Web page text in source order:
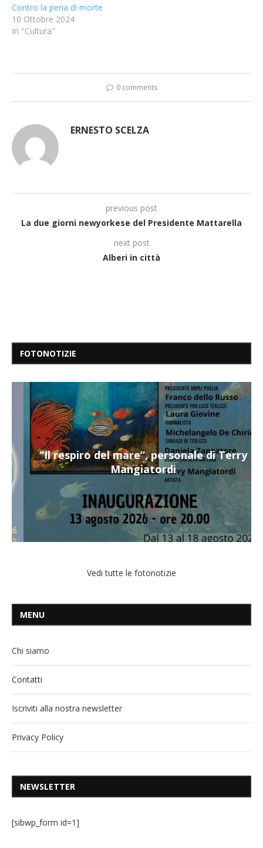
Contro la pena di morte
10 Ottobre 2024
In "Cultura"
0 comments
ERNESTO SCELZA
previous post
La due giorni newyorkese del Presidente Mattarella
next post
Alberi in città
FOTONOTIZIE
“Il respiro del mare”, personale di Terry
Mangiatordi
Vedi tutte le fotonotizie
MENU
Chi siamo
Contatti
Iscriviti alla nostra newsletter
Privacy Policy
NEWSLETTER
[sibwp_form id=1]